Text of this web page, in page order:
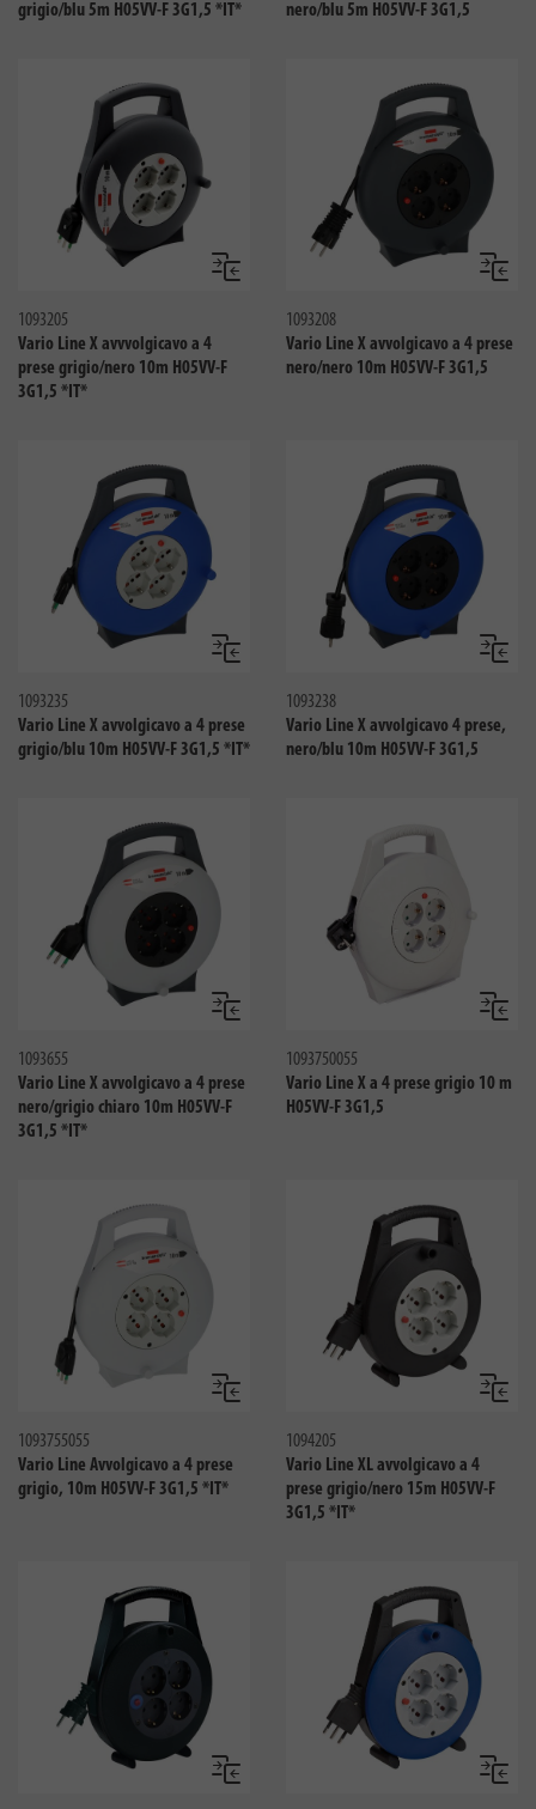
grigio/blu 5m H05VV-F 3G1,5 *IT*
nero/blu 5m H05VV-F 3G1,5
Confronta
1093205
Vario Line X avvvolgicavo a 4
prese grigio/nero 10m H05VV-F
3G1,5 *IT*
1093208
Vario Line X avvolgicavo a 4 prese
nero/nero 10m H05VV-F 3G1,5
Confronta
1093235
Vario Line X avvolgicavo a 4 prese
grigio/blu 10m H05VV-F 3G1,5 *IT*
1093238
Vario Line X avvolgicavo 4 prese,
nero/blu 10m H05VV-F 3G1,5
Confronta
1093655
Vario Line X avvolgicavo a 4 prese
nero/grigio chiaro 10m H05VV-F
3G1,5 *IT*
1093750055
Vario Line X a 4 prese grigio 10 m
H05VV-F 3G1,5
Confronta
1093755055
Vario Line Avvolgicavo a 4 prese
grigio, 10m H05VV-F 3G1,5 *IT*
1094205
Vario Line XL avvolgicavo a 4
prese grigio/nero 15m H05VV-F
3G1,5 *IT*
Confronta